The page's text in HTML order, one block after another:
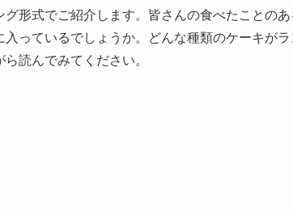
グ形式でご紹介します。皆さんの食べたことのあ
っているでしょうか。どんな種類のケーキがラ
読んでみてください。